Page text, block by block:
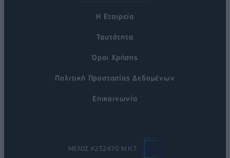
Η Εταιρεία
Ταυτότητα
Όροι Χρήσης
Πολιτική Προστασίας Δεδομένων
Επικοινωνία
ΜΕΛΟΣ #232470 Μ.Η.Τ.